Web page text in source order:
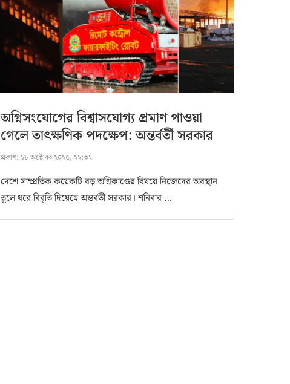
অগ্নিসংযোগের বিশ্বাসযোগ্য প্রমাণ পাওয়া
গেলে তাৎক্ষণিক পদক্ষেপ: অন্তর্বর্তী সরকার
প্রকাশ: ১৮ অক্টোবর ২০২৫, ২২:৩২
দেশে সাম্প্রতিক কয়েকটি বড় অগ্নিকাণ্ডের বিষয়ে নিজেদের অবস্থান
তুলে ধরে বিবৃতি দিয়েছে অন্তর্বর্তী সরকার। শনিবার …